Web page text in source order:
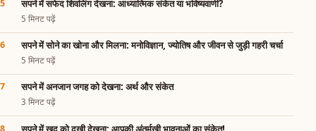
सपने में सफेद शिवलिंग देखना: आध्यात्मिक संकेत या भविष्यवाणी?
5 मिनट पढ़ें
सपने में सोने का खोना और मिलना: मनोविज्ञान, ज्योतिष और जीवन से जुड़ी गहरी चर्चा
5 मिनट पढ़ें
सपने में अनजान जगह को देखना: अर्थ और संकेत
3 मिनट पढ़ें